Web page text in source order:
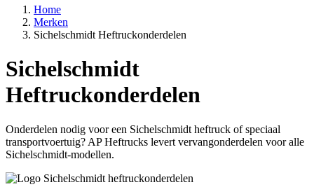
Home
Merken
Sichelschmidt Heftruckonderdelen
Sichelschmidt
Heftruckonderdelen
Onderdelen nodig voor een Sichelschmidt heftruck of speciaal
transportvoertuig? AP Heftrucks levert vervangonderdelen voor alle
Sichelschmidt-modellen.